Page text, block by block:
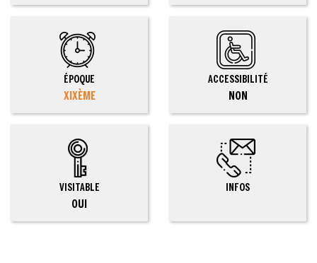
ÉPOQUE
XIXÈME
ACCESSIBILITÉ
NON
VISITABLE
OUI
INFOS